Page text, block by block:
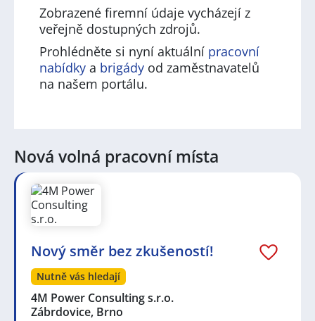
Zobrazené firemní údaje vycházejí z
veřejně dostupných zdrojů.
Prohlédněte si nyní aktuální pracovní
nabídky a brigády od zaměstnavatelů
na našem portálu.
Nová volná pracovní místa
Nový směr bez zkušeností!
Nutně vás hledají
4M Power Consulting s.r.o.
Zábrdovice, Brno